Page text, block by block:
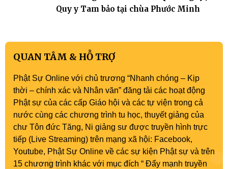
Quy y Tam bảo tại chùa Phước Minh
QUAN TÂM & HỖ TRỢ
Phật Sự Online với chủ trương “Nhanh chóng – Kịp
thời – chính xác và Nhân văn” đăng tải các hoạt động
Phật sự của các cấp Giáo hội và các tự viện trong cả
nước cùng các chương trình tu học, thuyết giảng của
chư Tôn đức Tăng, Ni giảng sư được truyền hình trực
tiếp (Live Streaming) trên mạng xã hội: Facebook,
Youtube, Phật Sự Online về các sự kiện Phật sự và trên
15 chương trình khác với mục đích “ Đẩy mạnh truyền